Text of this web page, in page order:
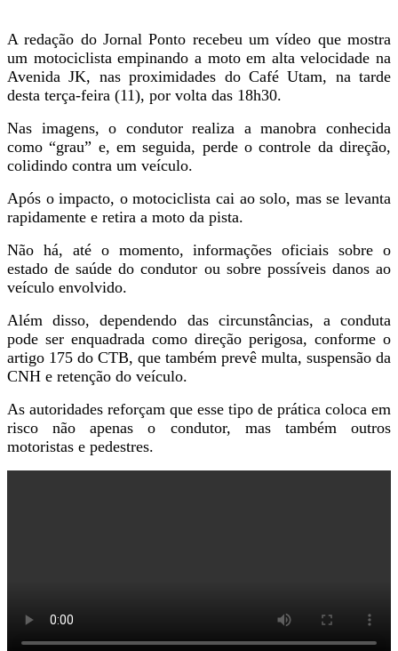
A redação do Jornal Ponto recebeu um vídeo que mostra
um motociclista empinando a moto em alta velocidade na
Avenida JK, nas proximidades do Café Utam, na tarde
desta terça-feira (11), por volta das 18h30.
Nas imagens, o condutor realiza a manobra conhecida
como “grau” e, em seguida, perde o controle da direção,
colidindo contra um veículo.
Após o impacto, o motociclista cai ao solo, mas se levanta
rapidamente e retira a moto da pista.
Não há, até o momento, informações oficiais sobre o
estado de saúde do condutor ou sobre possíveis danos ao
veículo envolvido.
Além disso, dependendo das circunstâncias, a conduta
pode ser enquadrada como direção perigosa, conforme o
artigo 175 do CTB, que também prevê multa, suspensão da
CNH e retenção do veículo.
As autoridades reforçam que esse tipo de prática coloca em
risco não apenas o condutor, mas também outros
motoristas e pedestres.